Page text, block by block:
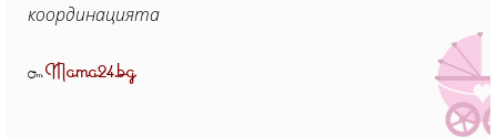
координацията
ОтMama24.bg